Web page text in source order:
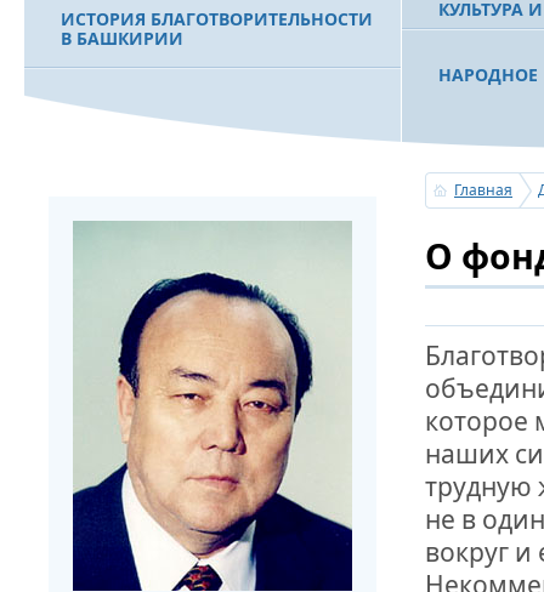
ИСТОРИЯ БЛАГОТВОРИТЕЛЬНОСТИ
В БАШКИРИИ
МУРТАЗЕ РАХИМОВЕ
КУЛЬТУРА
НАРОДНОЕ
СОВЕТА
УСЕРГАН.
ОГОНЬ -
ПОЖАРОВ
ДРУЖБА НЕ
ВСТРЕЧА
Главная
О
которое
наших
трудную
не в
вокруг